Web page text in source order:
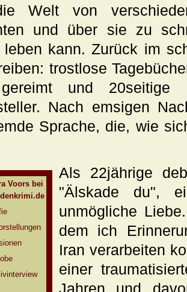
Welt von
und über sie zu
leben kann. Zurück im
trostlose
und 20seitige
Nach emsigen
Sprache, die, wie
Voors bei
Als 22jährige
"Älskade du",
unmögliche
dem ich
Iran verarbeiten
einer
Jahren und